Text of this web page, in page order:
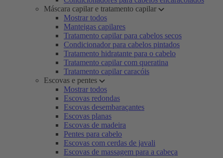
Máscara capilar e tratamento capilar
Mostrar todos
Manteigas capilares
Tratamento capilar para cabelos secos
Condicionador para cabelos pintados
Tratamento hidratante para o cabelo
Tratamento capilar com queratina
Tratamento capilar caracóis
Escovas e pentes
Mostrar todos
Escovas redondas
Escovas desembaraçantes
Escovas planas
Escovas de madeira
Pentes para cabelo
Escovas com cerdas de javali
Escovas de massagem para a cabeça